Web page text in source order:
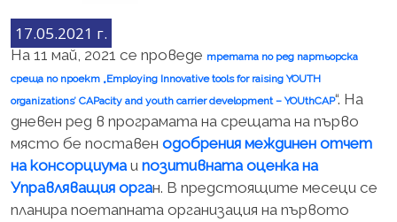
17.05.2021 г.
На 11 май, 2021 се проведе третата по ред партьорска
среща по проект „Employing Innovative tools for raising YOUTH
organizations’ CAPacity and youth carrier development – YOUthCAP“. На
дневен ред в програмата на срещата на първо
място бе поставен одобрения междинен отчет
на консорциумаи позитивната оценка на
Управляващия орган. В предстоящите месеци се
планира поетапната организация на първото